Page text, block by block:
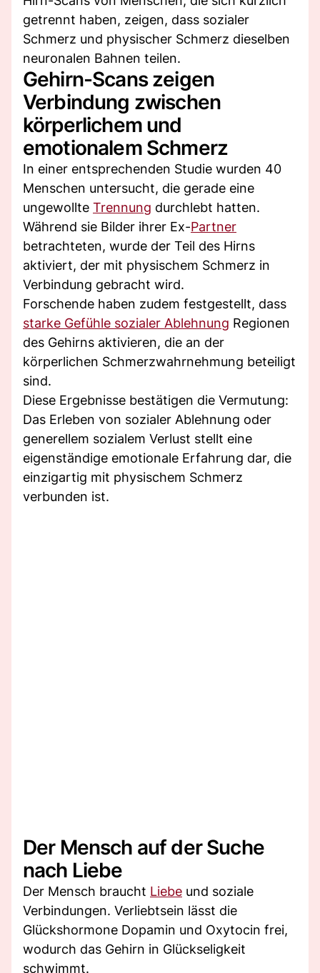
getrennt haben, zeigen, dass sozialer
Schmerz und physischer Schmerz dieselben
neuronalen Bahnen teilen.
Gehirn-Scans zeigen
Verbindung zwischen
körperlichem und
emotionalem Schmerz
In einer entsprechenden Studie wurden 40
Menschen untersucht, die gerade eine
ungewollte Trennung durchlebt hatten.
Während sie Bilder ihrer Ex-Partner
betrachteten, wurde der Teil des Hirns
aktiviert, der mit physischem Schmerz in
Verbindung gebracht wird.
Forschende haben zudem festgestellt, dass
starke Gefühle sozialer Ablehnung Regionen
des Gehirns aktivieren, die an der
körperlichen Schmerzwahrnehmung beteiligt
sind.
Diese Ergebnisse bestätigen die Vermutung:
Das Erleben von sozialer Ablehnung oder
generellem sozialem Verlust stellt eine
eigenständige emotionale Erfahrung dar, die
einzigartig mit physischem Schmerz
verbunden ist.
Der Mensch auf der Suche
nach Liebe
Der Mensch braucht Liebe und soziale
Verbindungen. Verliebtsein lässt die
Glückshormone Dopamin und Oxytocin frei,
wodurch das Gehirn in Glückseligkeit
schwimmt.